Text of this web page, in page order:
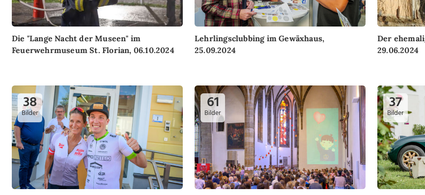
Die "Lange Nacht der Museen" im
Feuerwehrmuseum St. Florian, 06.10.2024
Lehrlingsclubbing im Gewäxhaus,
25.09.2024
Der
29.06.2024
38
Bilder 61
Bilder 37
Bilder